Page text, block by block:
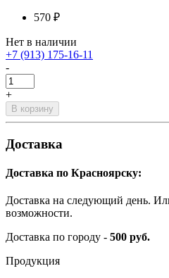
570 ₽
Нет в наличии
+7 (913) 175-16-11
-
+
В корзину
Доставка
Доставка по Красноярску:
Доставка на следующий день.
возможности.
Доставка по городу - 500 руб.
Продукция